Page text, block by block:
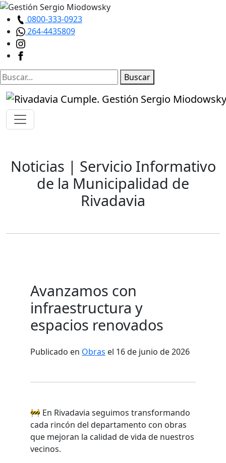
0800-333-0923
264-4435809
Buscar
Noticias | Servicio Informativo
de la Municipalidad de
Rivadavia
Avanzamos con
infraestructura y
espacios renovados
Publicado en Obras el 16 de junio de 2026
🚧 En Rivadavia seguimos transformando
cada rincón del departamento con obras
que mejoran la calidad de vida de nuestros
vecinos.